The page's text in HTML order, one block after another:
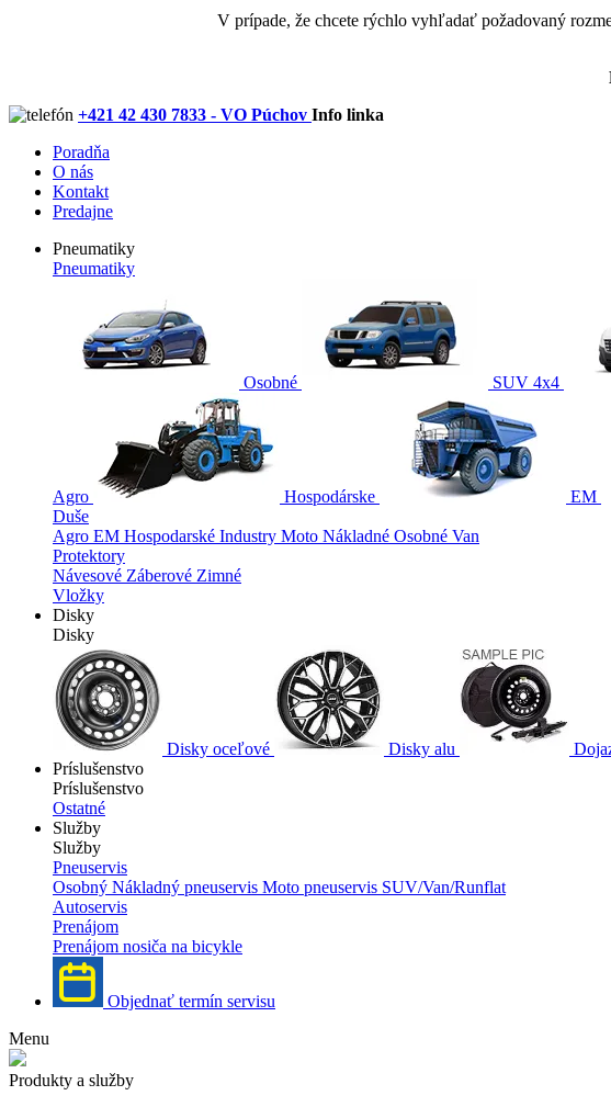
V prípade, že chcete rýchlo vyhľadať požadovaný
+421 42 430 7833 - VO Púchov Info linka
Poradňa
O nás
Kontakt
Predajne
Pneumatiky
Pneumatiky
Osobné SUV 4x4
Agro Hospodárske EM
Duše
Agro EM Hospodarské Industry Moto Nákladné Osobné Van
Protektory
Návesové Záberové Zimné
Vložky
Disky
Disky
Disky oceľové Disky alu
Príslušenstvo
Príslušenstvo
Ostatné
Služby
Služby
Pneuservis
Osobný Nákladný pneuservis Moto pneuservis SUV/Van/Runflat
Autoservis
Prenájom
Prenájom nosiča na bicykle
Objednať termín servisu
Menu
Produkty a služby